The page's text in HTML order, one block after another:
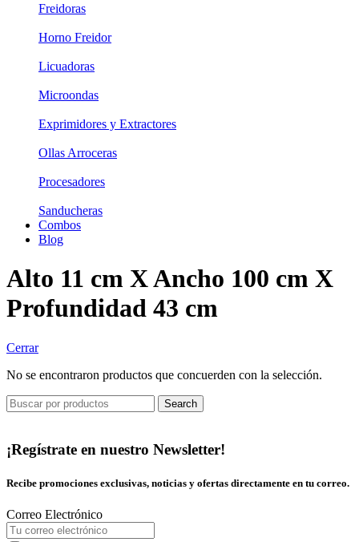
Freidoras
Horno Freidor
Licuadoras
Microondas
Exprimidores y Extractores
Ollas Arroceras
Procesadores
Sanducheras
Combos
Blog
Alto 11 cm X Ancho 100 cm X
Profundidad 43 cm
Cerrar
No se encontraron productos que concuerden con la selección.
Search
¡Regístrate en nuestro Newsletter!
Recibe promociones exclusivas, noticias y ofertas directamente en tu correo.
Correo Electrónico